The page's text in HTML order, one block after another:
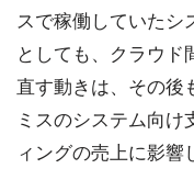
スで稼働していたシ
としても、クラウド
直す動きは、その後
ミスのシステム向け
ィングの売上に影響